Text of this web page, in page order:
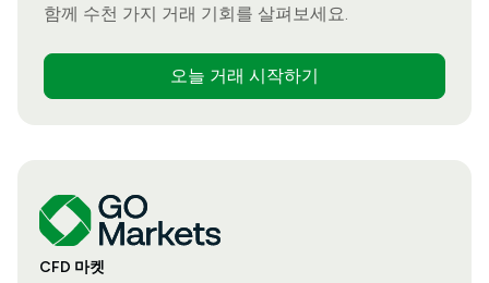
함께 수천 가지 거래 기회를 살펴보세요.
오늘 거래 시작하기
CFD 마켓